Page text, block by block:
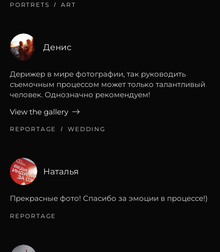
PORTRETS ART
Денис
Дерижер в мире фотографии, так руководить
съемочным процессом может только талантливый
человек. Однозначно рекомендуем!
View the gallery
REPORTAGE WEDDING
Наталья
Прекрасные фото! Спасибо за эмоции в процессе!)
REPORTAGE